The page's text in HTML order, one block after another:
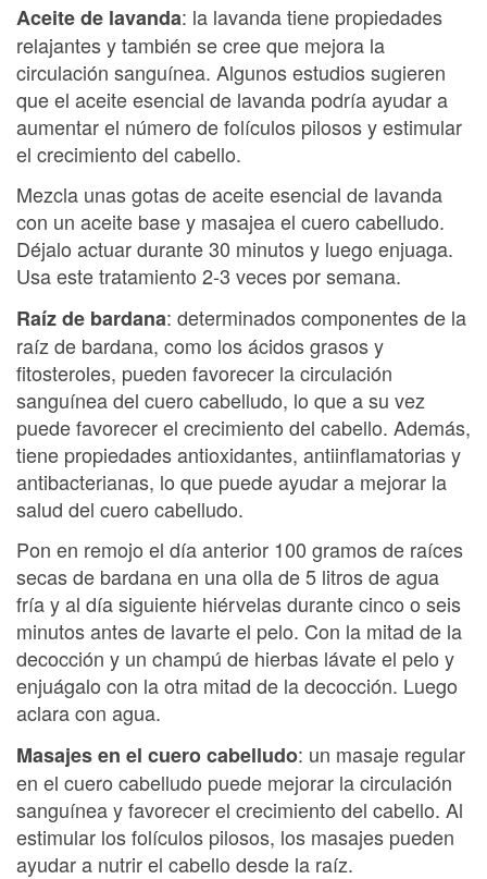
Aceite de lavanda: la lavanda tiene propiedades
relajantes y también se cree que mejora la
circulación sanguínea. Algunos estudios sugieren
que el aceite esencial de lavanda podría ayudar a
aumentar el número de folículos pilosos y estimular
el crecimiento del cabello.
Mezcla unas gotas de aceite esencial de lavanda
con un aceite base y masajea el cuero cabelludo.
Déjalo actuar durante 30 minutos y luego enjuaga.
Usa este tratamiento 2-3 veces por semana.
Raíz de bardana: determinados componentes de la
raíz de bardana, como los ácidos grasos y
fitosteroles, pueden favorecer la circulación
sanguínea del cuero cabelludo, lo que a su vez
puede favorecer el crecimiento del cabello. Además,
tiene propiedades antioxidantes, antiinflamatorias y
antibacterianas, lo que puede ayudar a mejorar la
salud del cuero cabelludo.
Pon en remojo el día anterior 100 gramos de raíces
secas de bardana en una olla de 5 litros de agua
fría y al día siguiente hiérvelas durante cinco o seis
minutos antes de lavarte el pelo. Con la mitad de la
decocción y un champú de hierbas lávate el pelo y
enjuágalo con la otra mitad de la decocción. Luego
aclara con agua.
Masajes en el cuero cabelludo: un masaje regular
en el cuero cabelludo puede mejorar la circulación
sanguínea y favorecer el crecimiento del cabello. Al
estimular los folículos pilosos, los masajes pueden
ayudar a nutrir el cabello desde la raíz.